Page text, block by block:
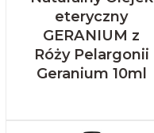
eteryczny
GERANIUM z
Róży Pelargonii
Geranium 10ml